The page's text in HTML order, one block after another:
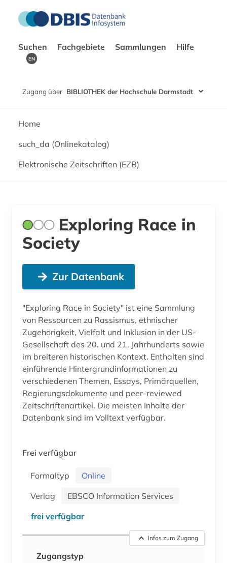
Suchen Fachgebiete Sammlungen Hilfe
EN
Zugang über BIBLIOTHEK der Hochschule Darmstadt
Home
such_da (Onlinekatalog)
Elektronische Zeitschriften (EZB)
Exploring Race in
Society
Zur Datenbank
"Exploring Race in Society" ist eine Sammlung
von Ressourcen zu Rassismus, ethnischer
Zugehörigkeit, Vielfalt und Inklusion in der US-
Gesellschaft des 20. und 21. Jahrhunderts sowie
im breiteren historischen Kontext. Enthalten sind
einführende Hintergrundinformationen zu
verschiedenen Themen, Essays, Primärquellen,
Regierungsdokumente und peer-reviewed
Zeitschriftenartikel. Die meisten Inhalte der
Datenbank sind im Volltext verfügbar.
Frei verfügbar
Formaltyp
Online
Verlag
EBSCO Information Services
frei verfügbar
Infos zum Zugang
Zugangstyp